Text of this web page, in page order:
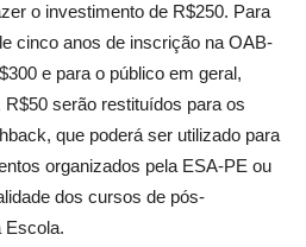
o investimento de R$250. Para
cinco anos de inscrição na OAB-
e para o público em geral,
serão restituídos para os
que poderá ser utilizado para
organizados pela ESA-PE ou
dos cursos de pós-
Escola.